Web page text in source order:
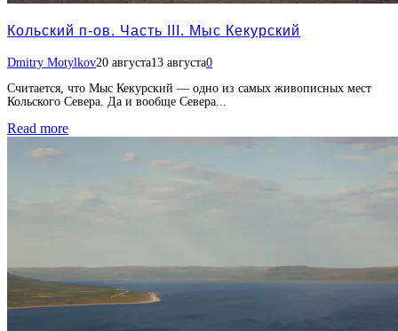
Кольский п-ов. Часть III. Мыс Кекурский
Dmitry Motylkov20 августа13 августа0
Считается, что Мыс Кекурский — одно из самых живописных мест
Кольского Севера. Да и вообще Севера...
Read more